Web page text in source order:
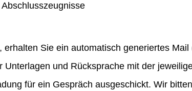
erhalten Sie ein automatisch generiertes
Unterlagen und Rücksprache mit der
für ein Gespräch ausgeschickt. Wir